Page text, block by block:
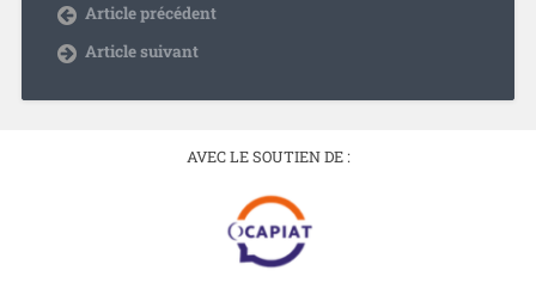
Article précédent
Article suivant
AVEC LE SOUTIEN DE :